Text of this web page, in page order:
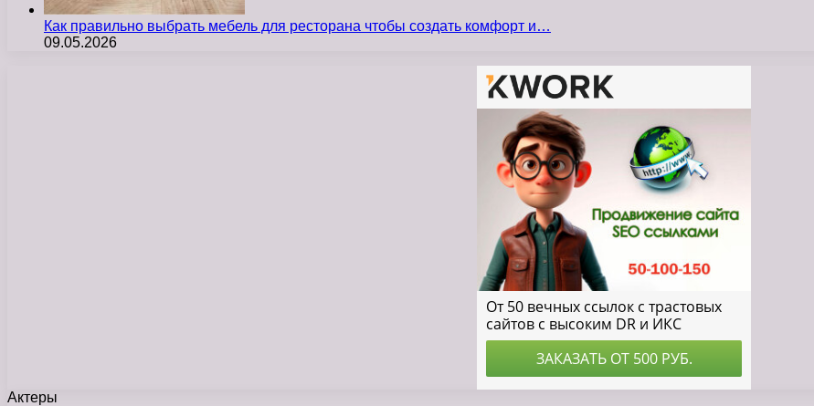
Как правильно выбрать мебель для ресторана чтобы создать комфорт и…
09.05.2026
Актеры